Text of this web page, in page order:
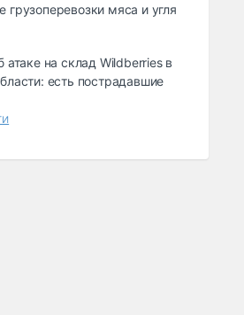
грузоперевозки мяса и угля
атаке на склад Wildberries в
есть пострадавшие